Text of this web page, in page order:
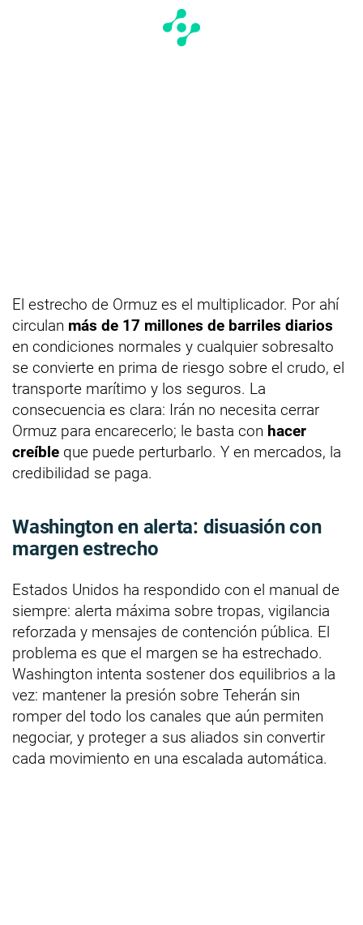
El estrecho de Ormuz es el multiplicador. Por ahí
circulan más de 17 millones de barriles diarios
en condiciones normales y cualquier sobresalto
se convierte en prima de riesgo sobre el crudo, el
transporte marítimo y los seguros. La
consecuencia es clara: Irán no necesita cerrar
Ormuz para encarecerlo; le basta con hacer
creíble que puede perturbarlo. Y en mercados, la
credibilidad se paga.
Washington en alerta: disuasión con
margen estrecho
Estados Unidos ha respondido con el manual de
siempre: alerta máxima sobre tropas, vigilancia
reforzada y mensajes de contención pública. El
problema es que el margen se ha estrechado.
Washington intenta sostener dos equilibrios a la
vez: mantener la presión sobre Teherán sin
romper del todo los canales que aún permiten
negociar, y proteger a sus aliados sin convertir
cada movimiento en una escalada automática.